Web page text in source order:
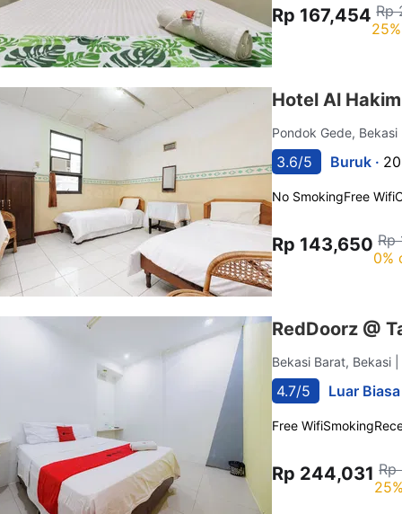
Rp 167,454 Rp
Hotel Al
Pondok Gede, Bekasi
3.6/5 Buruk ·
No SmokingFree Wifi
Rp 143,650 Rp
0%
RedDoorz @
Bekasi Barat, Bekasi
4.7/5 Luar
Free WifiSmoking
Rp 244,031 Rp